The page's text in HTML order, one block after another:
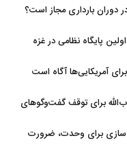
دوران بارداری مجاز است؟
پایگاه نظامی در غزه
آمریکایی‌ها آگاه است
برای توقف گفت‌وگوهای
برای وحدت، ضرورت